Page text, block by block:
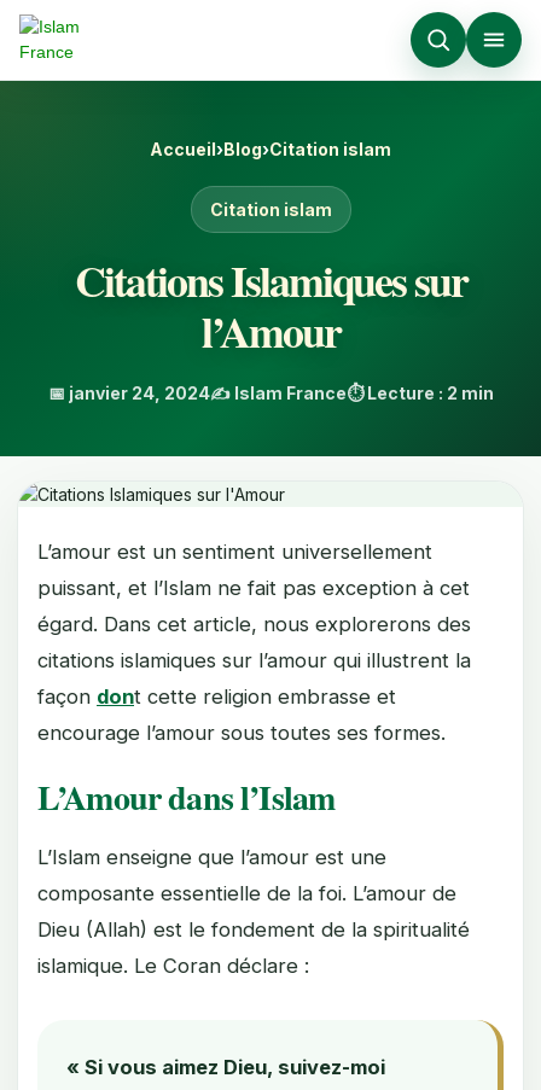
Accueil›Blog›Citation islam
Citation islam
Citations Islamiques sur
l’Amour
📅 janvier 24, 2024✍️ Islam France⏱️ Lecture : 2 min
L’amour est un sentiment universellement
puissant, et l’Islam ne fait pas exception à cet
égard. Dans cet article, nous explorerons des
citations islamiques sur l’amour qui illustrent la
façon dont cette religion embrasse et
encourage l’amour sous toutes ses formes.
L’Amour dans l’Islam
L’Islam enseigne que l’amour est une
composante essentielle de la foi. L’amour de
Dieu (Allah) est le fondement de la spiritualité
islamique. Le Coran déclare :
« Si vous aimez Dieu, suivez-moi